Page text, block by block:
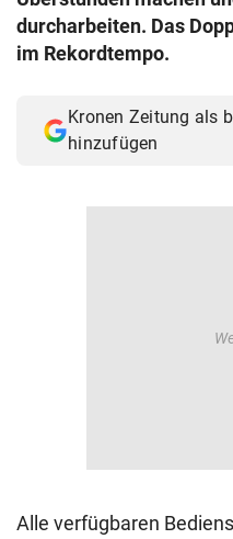
durcharbeiten. Das
im Rekordtempo.
Kronen Zeitung als
hinzufügen
Alle verfügbaren